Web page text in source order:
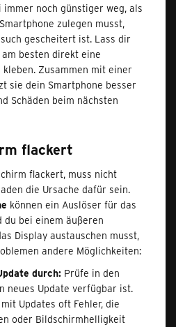
immer noch günstiger weg, als
zulegen musst,
gescheitert ist. Lass dir
besten direkt eine
Zusammen mit einer
sie dein Smartphone besser
Schäden beim nächsten
flackert
flackert, muss nicht
die Ursache dafür sein.
können ein Auslöser für das
du bei einem äußeren
Display austauschen musst,
andere Möglichkeiten:
durch: Prüfe in den
neues Update verfügbar ist.
Updates oft Fehler, die
oder Bildschirmhelligkeit